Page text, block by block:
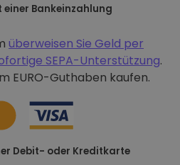
einer Bankeinzahlung
überweisen Sie Geld per
SEPA-Unterstützung.
EURO-Guthaben kaufen.
Debit- oder Kreditkarte